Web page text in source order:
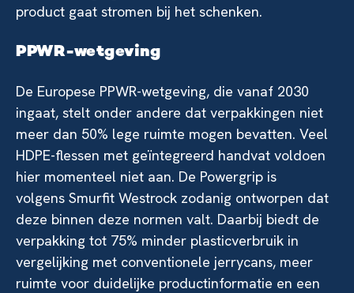
product gaat stromen bij het schenken.
PPWR-wetgeving
De Europese PPWR-wetgeving, die vanaf 2030
ingaat, stelt onder andere dat verpakkingen niet
meer dan 50% lege ruimte mogen bevatten. Veel
HDPE-flessen met geïntegreerd handvat voldoen
hier momenteel niet aan. De Powergrip is
volgens Smurfit Westrock zodanig ontworpen dat
deze binnen deze normen valt. Daarbij biedt de
verpakking tot 75% minder plasticverbruik in
vergelijking met conventionele jerrycans, meer
ruimte voor duidelijke productinformatie en een